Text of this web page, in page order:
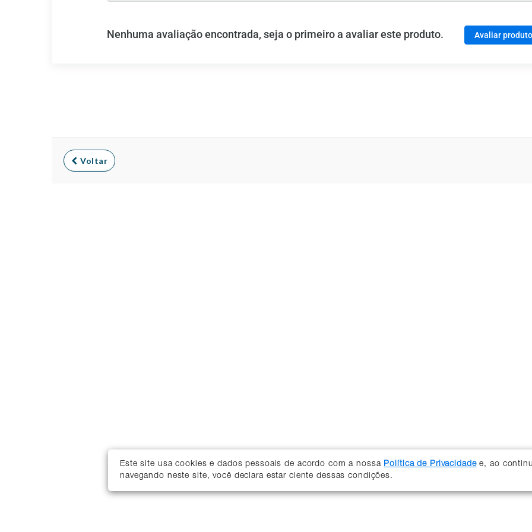
Este site usa cookies e dados pessoais de acordo com a nossa Política de Privacidadee, ao
navegando neste site, você declara estar ciente dessas condições.
Nenhuma avaliação encontrada, seja o primeiro a avaliar este produto. Avaliar produto
Voltar